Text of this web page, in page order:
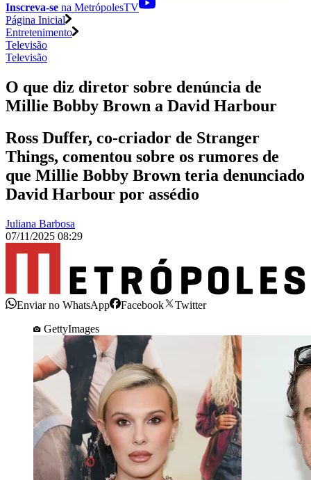
Inscreva-se na MetrópolesTV
Página Inicial
Entretenimento
Televisão
Televisão
O que diz diretor sobre denúncia de
Millie Bobby Brown a David Harbour
Ross Duffer, co-criador de Stranger
Things, comentou sobre os rumores de
que Millie Bobby Brown teria denunciado
David Harbour por assédio
Juliana Barbosa
07/11/2025 08:29
Enviar no WhatsApp Facebook
Twitter
GettyImages